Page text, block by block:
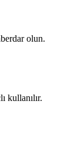
olun.
kullanılır.